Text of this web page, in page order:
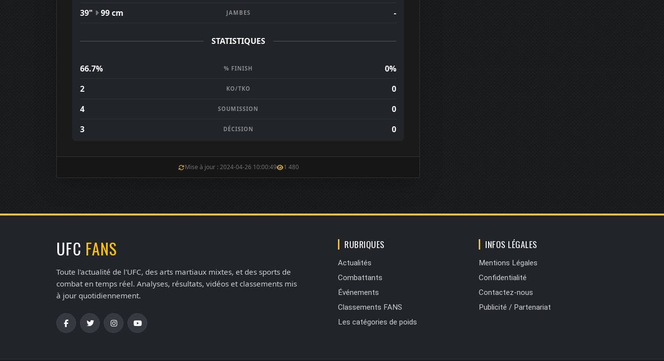
39"
99 cm JAMBES -
STATISTIQUES
66.7% % FINISH
0%
2
KO/TKO
0
4
SOUMISSION
0
3
DÉCISION 0
Mise à jour : 2024-04-26 10:00:49 1 480
UFC FANS
Toute l'actualité de l'UFC, des arts martiaux mixtes, et des sports de
combat en temps réel. Analyses, résultats, vidéos et classements mis
à jour quotidiennement.
RUBRIQUES
Actualités
Combattants
Événements
Classements FANS
Les catégories de poids
INFOS LÉGALES
Mentions Légales
Confidentialité
Contactez-nous
Publicité / Partenariat